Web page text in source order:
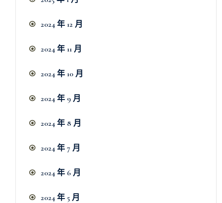
2024 年 12 月
2024 年 11 月
2024 年 10 月
2024 年 9 月
2024 年 8 月
2024 年 7 月
2024 年 6 月
2024 年 5 月